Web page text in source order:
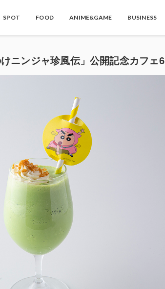
SPOT FOOD ANIME&GAME BUSINESS
ニンジャ珍風伝」公開記念カフェ6